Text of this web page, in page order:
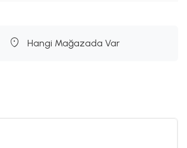
Hangi Mağazada Var